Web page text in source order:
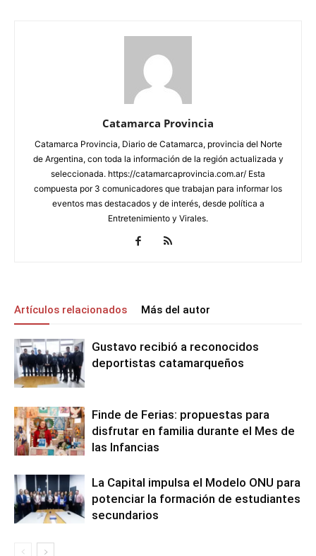
Catamarca Provincia
Catamarca Provincia, Diario de Catamarca, provincia del Norte
de Argentina, con toda la información de la región actualizada y
seleccionada. https://catamarcaprovincia.com.ar/ Esta
compuesta por 3 comunicadores que trabajan para informar los
eventos mas destacados y de interés, desde política a
Entretenimiento y Virales.
Artículos relacionados Más del autor
Gustavo recibió a reconocidos
deportistas catamarqueños
Finde de Ferias: propuestas para
disfrutar en familia durante el Mes de
las Infancias
La Capital impulsa el Modelo ONU para
potenciar la formación de estudiantes
secundarios